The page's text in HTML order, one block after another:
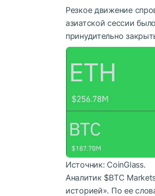
Резкое движение
азиатской сессии
принудительно
Источник: CoinGlass.
Аналитик $BTC
историей». По ее